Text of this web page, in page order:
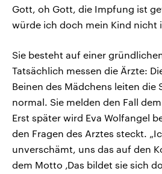
Gott, oh Gott, die Impfung ist
würde ich doch mein Kind nicht
Sie besteht auf einer
Tatsächlich messen die Ärzte:
Beinen des Mädchens leiten die
normal. Sie melden den Fall
Erst später wird Eva Wolfangel
den Fragen des Arztes steckt.
unverschämt, uns das auf den
dem Motto ‚Das bildet sie sich